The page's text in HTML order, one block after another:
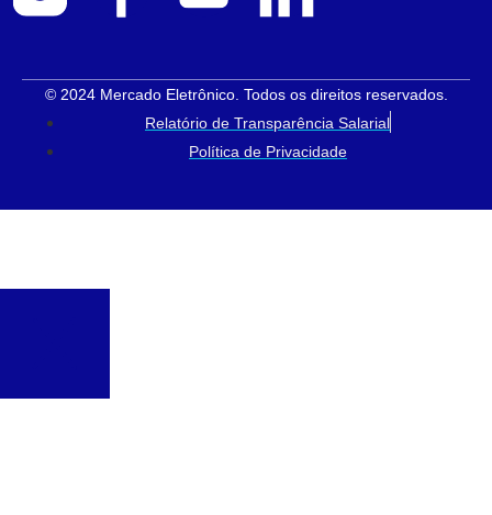
© 2024 Mercado Eletrônico. Todos os direitos reservados.
Relatório de Transparência Salarial
Política de Privacidade